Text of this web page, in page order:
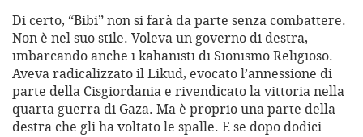
Di certo, “Bibi” non si farà da parte senza combattere.
Non è nel suo stile. Voleva un governo di destra,
imbarcando anche i kahanisti di Sionismo Religioso.
Aveva radicalizzato il Likud, evocato l’annessione di
parte della Cisgiordania e rivendicato la vittoria nella
quarta guerra di Gaza. Ma è proprio una parte della
destra che gli ha voltato le spalle. E se dopo dodici